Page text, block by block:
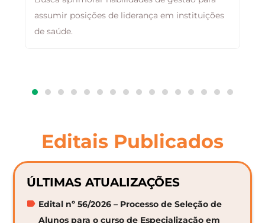
assumir posições de liderança em instituições
de saúde.
Editais Publicados
ÚLTIMAS ATUALIZAÇÕES
Edital nº 56/2026 – Processo de Seleção de
Alunos para o curso de Especialização em